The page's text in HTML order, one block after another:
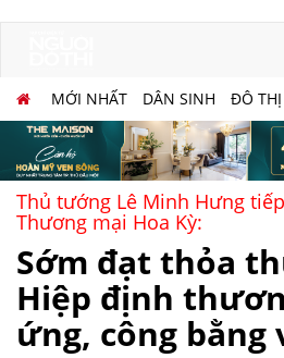
MỚI NHẤT DÂN SINH ĐÔ THỊ
Thủ tướng Lê Minh Hưng
Thương mại Hoa Kỳ:
Sớm đạt thỏa
Hiệp định
ứng, công bằng